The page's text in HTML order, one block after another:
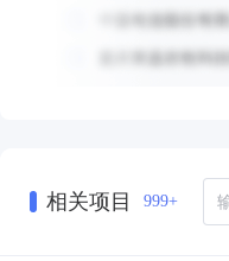
相关项目 999+